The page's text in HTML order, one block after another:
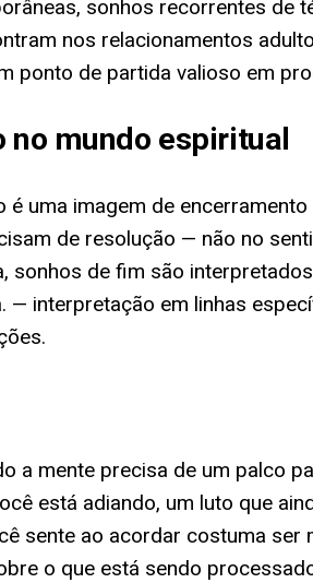
sonhos recorrentes
nos relacionamentos
ponto de partida valioso em
mundo espiritual
uma imagem de
de resolução — não no
sonhos de fim são
interpretação em linhas
a mente precisa de um palco
está adiando, um luto que
sente ao acordar costuma
o que está sendo